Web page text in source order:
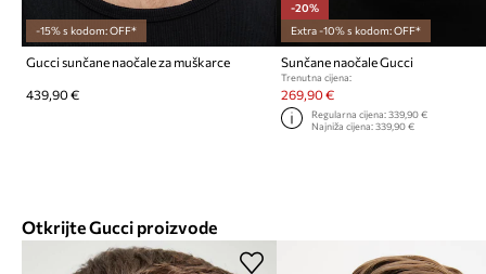
-15% s kodom: OFF*
Gucci sunčane naočale za muškarce
439,90 €
-20%
Extra -10% s kodom: OFF*
Sunčane naočale Gucci
Trenutna cijena:
269,90 €
Regularna cijena: 339,90 €
Najniža cijena: 339,90 €
Otkrijte Gucci proizvode